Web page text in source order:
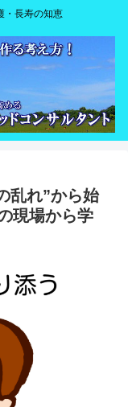
・長寿の知恵
乱れ”から始
現場から学